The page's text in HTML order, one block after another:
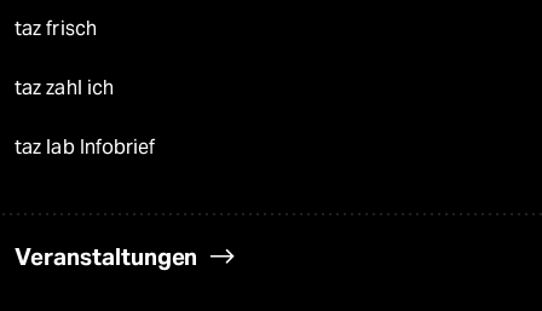
taz frisch
taz zahl ich
taz lab Infobrief
Veranstaltungen